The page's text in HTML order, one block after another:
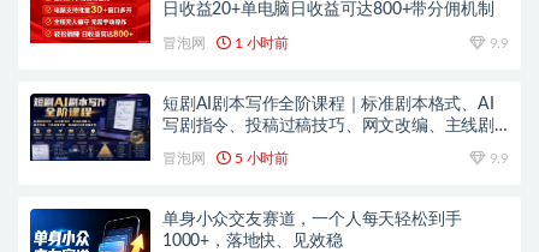
日收益20+单电脑日收益可达800+带分佣机制
冒泡网 1 小时前 9.9
短剧AI剧本写作全阶课程｜标准剧本格式、AI
写剧指令、投稿过稿技巧、网文改编、主线剧
情把控、审稿避坑全套实操教学
冒泡网 5 小时前 9.9
单身小众交友赛道，一个人每天轻松到手
1000+，落地快、见效稳